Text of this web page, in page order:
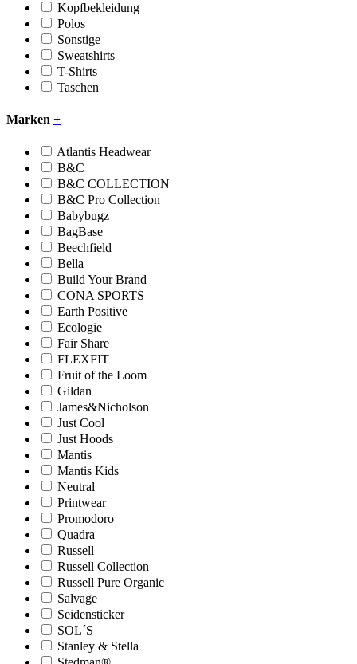
Kopfbekleidung
Polos
Sonstige
Sweatshirts
T-Shirts
Taschen
Marken +
Atlantis Headwear
B&C
B&C COLLECTION
B&C Pro Collection
Babybugz
BagBase
Beechfield
Bella
Build Your Brand
CONA SPORTS
Earth Positive
Ecologie
Fair Share
FLEXFIT
Fruit of the Loom
Gildan
James&Nicholson
Just Cool
Just Hoods
Mantis
Mantis Kids
Neutral
Printwear
Promodoro
Quadra
Russell
Russell Collection
Russell Pure Organic
Salvage
Seidensticker
SOL´S
Stanley & Stella